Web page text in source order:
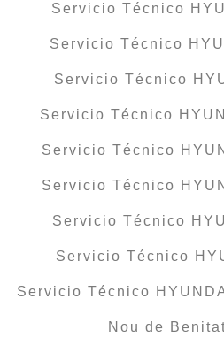
Servicio Técnico
Servicio Técnico
Servicio Técnico
Servicio Técnico
Servicio Técnico
Servicio Técnico
Servicio Técnico
Servicio Técnico
Servicio Técnico
Nou de